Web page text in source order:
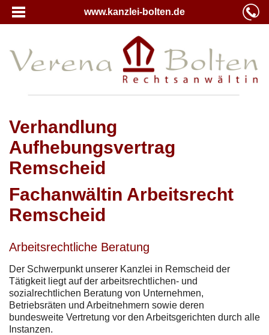
www.kanzlei-bolten.de
Verhandlung
Aufhebungsvertrag
Remscheid
Fachanwältin Arbeitsrecht
Remscheid
Arbeitsrechtliche Beratung
Der Schwerpunkt unserer Kanzlei in Remscheid der
Tätigkeit liegt auf der arbeitsrechtlichen- und
sozialrechtlichen Beratung von Unternehmen,
Betriebsräten und Arbeitnehmern sowie deren
bundesweite Vertretung vor den Arbeitsgerichten durch alle
Instanzen.